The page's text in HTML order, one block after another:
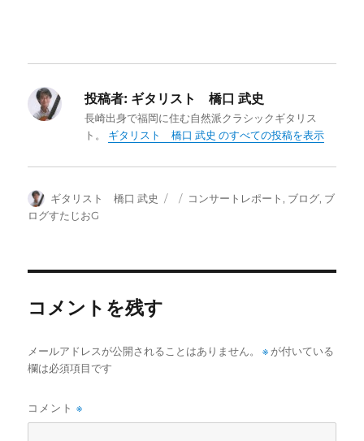
投稿者: ギタリスト 橋口 武史
長崎出身で福岡に住む自然派クラシックギタリス
ト。 ギタリスト 橋口 武史 のすべての投稿を表示
投
稿
ギタリスト 橋口 武史
投 カ
コンサートレポート , ブログ, ブ
ログすたじおG
コメントを残す
メールアドレスが公開されることはありません。 ※ が付いている
欄は必須項目です
コメント※